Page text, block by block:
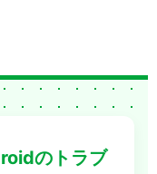
のトラブ